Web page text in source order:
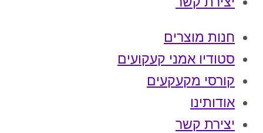
חנות מוצרים
סטודיו אמני קעקועים
קורסי מקעקעים
אודותינו
יצירת קשר